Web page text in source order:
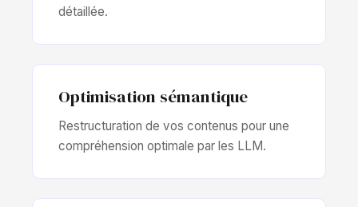
détaillée.
Optimisation sémantique
Restructuration de vos contenus pour une
compréhension optimale par les LLM.